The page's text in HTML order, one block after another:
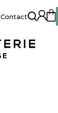
Contact